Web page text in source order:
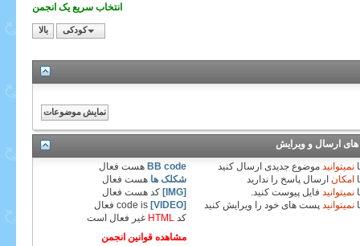
انتخاب سریع یک انجمن
کودکی بالا
ارسال و ویرایش
نمیتوانید موضوع جدیدی ارسال کنید
امکان ارسال پاسخ را ندارید
نمیتوانید فایل پیوست کنید.
نمیتوانید پست های خود را ویرایش کنید
BB code هست فعال
شکلک ها هست فعال
[IMG]
کد هست فعال
[VIDEO]
code is
فعال
کدHTML غیر فعال است
مشاهده قوانین انجمن